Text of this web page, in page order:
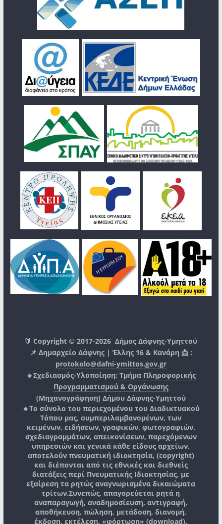
🔰 Copyright © 2017-2026Δήμος Δάφνης-Υμηττού
📌 Δημαρχείο Δάφνης | Έλλης 16 & Κανάρη 📩 :
protokolo@dafni-ymittos.gov.gr
🔹Σχεδιασμός-Υλοποίηση: Τμήμα Πληροφορικής
Προγραμματισμού & Οργάνωσης
(Μηχανογράφηση) Δήμου Δάφνης-Υμηττού
🔸Το σύνολο του περιεχομένου του Διαδικτυακού
Τόπου μας, συμπεριλαμβανομένων, των
κειμένων, ειδήσεων, γραφικών, φωτογραφιών,
σχεδιαγραμμάτων, απεικονίσεων, παρεχόμενων
υπηρεσιών και γενικά κάθε είδους αρχείων,
αποτελούν πνευματική ιδιοκτησία, (copyright)
και διέπονται από τις εθνικές και διεθνείς
διατάξεις περί Πνευματικής Ιδιοκτησίας, με
εξαίρεση τα ρητώς αναγνωρισμένα δικαιώματα
τρίτων.Συνεπώς, απαγορεύεται ρητά η
αναπαραγωγή, αναδημοσίευση, αντιγραφή,
αποθήκευση, πώληση, μετάδοση, διανομή,
έκδοση, εκτέλεση, «φόρτωση» (download),